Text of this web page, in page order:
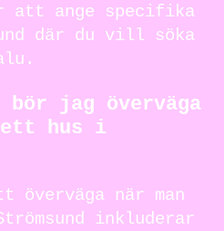
att ange specifika
där du vill söka
jag överväga
ett hus i
överväga när man
inkluderar